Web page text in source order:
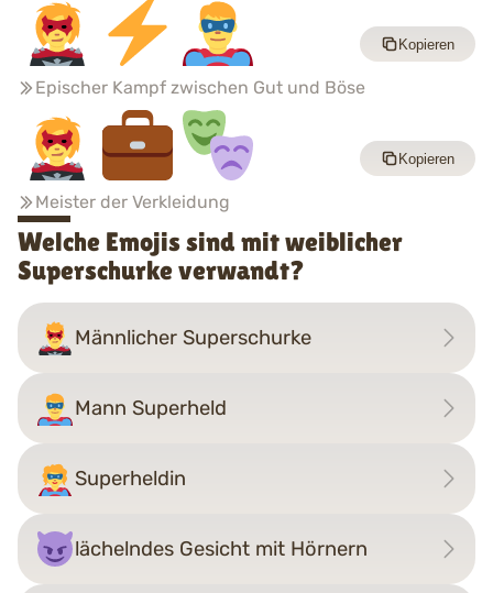
Epischer Kampf zwischen Gut und Böse
Kopieren
Meister der Verkleidung
Kopieren
Welche Emojis sind mit weiblicher
Superschurke verwandt?
Männlicher Superschurke
Mann Superheld
Superheldin
lächelndes Gesicht mit Hörnern